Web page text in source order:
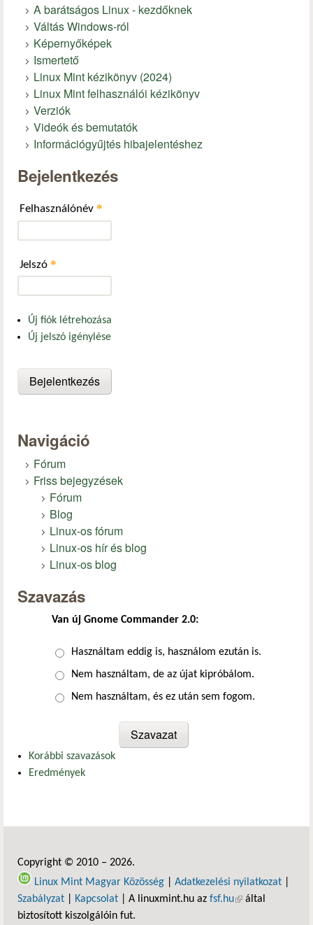
A barátságos Linux - kezdőknek
Váltás Windows-ról
Képernyőképek
Ismertető
Linux Mint kézikönyv (2024)
Linux Mint felhasználói kézikönyv
Verziók
Videók és bemutatók
Információgyűjtés hibajelentéshez
Bejelentkezés
Felhasználónév *
Jelszó *
Új fiók létrehozása
Új jelszó igénylése
Navigáció
Fórum
Friss bejegyzések
Fórum
Blog
Linux-os fórum
Linux-os hír és blog
Linux-os blog
Szavazás
Van új Gnome Commander 2.0:
Választások
Használtam eddig is, használom ezután is.
Nem használtam, de az újat kipróbálom.
Nem használtam, és ez után sem fogom.
Korábbi szavazások
Eredmények
Copyright © 2010 – 2026.
Linux Mint Magyar Közösség
Adatkezelési nyilatkozat
Szabályzat
Kapcsolat | A linuxmint.hu az fsf.hu(külső hivatkozás)
által
biztosított kiszolgálóin fut.